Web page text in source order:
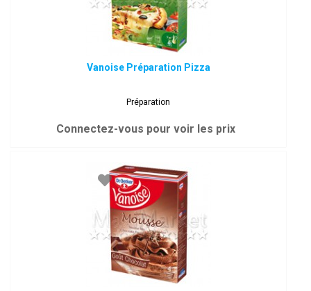
Vanoise Préparation Pizza
Préparation
Connectez-vous pour voir les prix